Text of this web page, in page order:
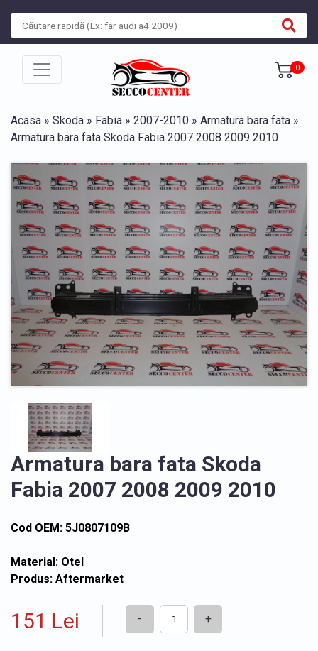
0
Acasa » Skoda » Fabia » 2007-2010 » Armatura bara fata »
Armatura bara fata Skoda Fabia 2007 2008 2009 2010
Armatura bara fata Skoda
Fabia 2007 2008 2009 2010
Cod OEM: 5J0807109B
Material: Otel
Produs: Aftermarket
151 Lei - +